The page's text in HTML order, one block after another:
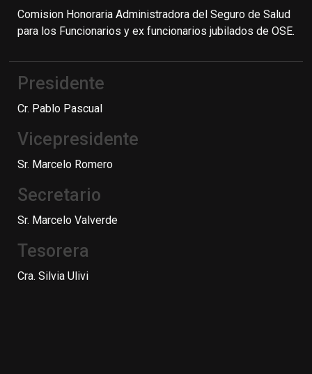
Comision Honoraria Administradora del Seguro de Salud
para los Funcionarios y ex funcionarios jubilados de OSE.
Presidente
Cr. Pablo Pascual
Vicepresidente
Sr. Marcelo Romero
Secretario
Sr. Marcelo Valverde
Tesorera
Cra. Silvia Ulivi